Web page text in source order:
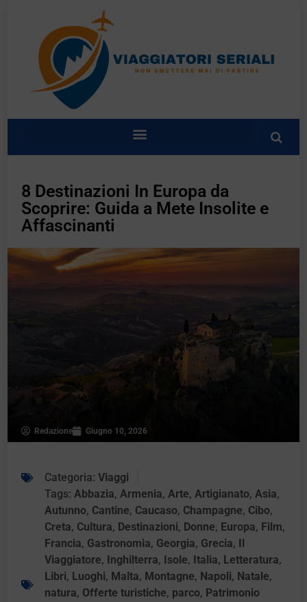
8 Destinazioni In Europa da
Scoprire: Guida a Mete Insolite e
Affascinanti
Redazione Giugno 10, 2026
Categoria: Viaggi
Tags: Abbazia,Armenia,Arte,Artigianato,Asia,
Autunno, Cantine, Caucaso, Champagne, Cibo,
Creta, Cultura, Destinazioni, Donne, Europa, Film,
Francia, Gastronomia, Georgia, Grecia,
Viaggiatore, Inghilterra, Isole, Italia, Letteratura,
Libri, Luoghi, Malta, Montagne, Napoli, Natale,
natura, Offerte turistiche, parco, Patrimonio